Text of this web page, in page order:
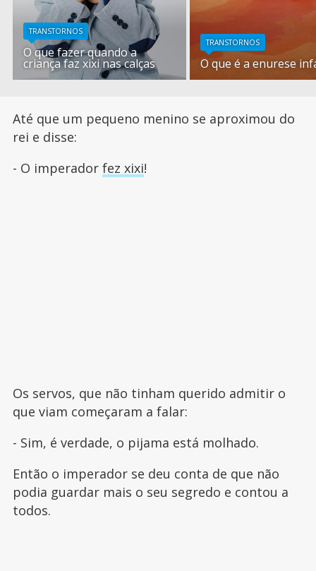
TRANSTORNOS
O que fazer quando a
criança faz xixi nas calças
TRANSTORNOS
O que é a enurese
Até que um pequeno menino se aproximou do
rei e disse:
- O imperador fez xixi!
Os servos, que não tinham querido admitir o
que viam começaram a falar:
- Sim, é verdade, o pijama está molhado.
Então o imperador se deu conta de que não
podia guardar mais o seu segredo e contou a
todos.